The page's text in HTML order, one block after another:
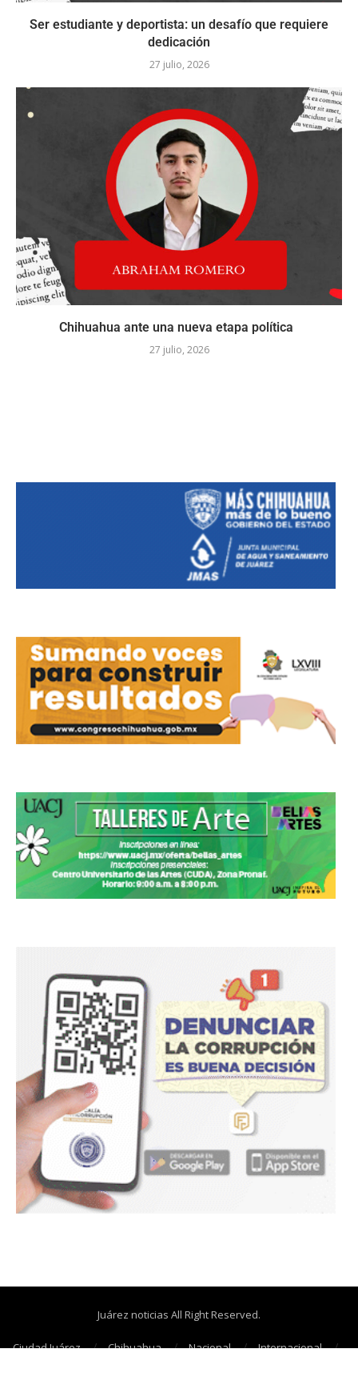
Ser estudiante y deportista: un desafío que requiere
dedicación
27 julio, 2026
Chihuahua ante una nueva etapa política
27 julio, 2026
Juárez noticias All Right Reserved.
Ciudad Juárez Chihuahua Nacional
Internacional